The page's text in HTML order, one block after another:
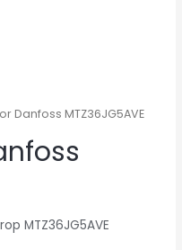
Danfoss MTZ36JG5AVE
MTZ36JG5AVE